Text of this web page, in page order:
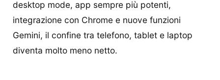
desktop mode, app sempre più potenti,
integrazione con Chrome e nuove funzioni
Gemini, il confine tra telefono, tablet e laptop
diventa molto meno netto.